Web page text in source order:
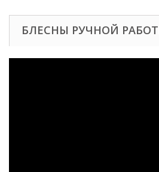
БЛЕСНЫ РУЧНОЙ